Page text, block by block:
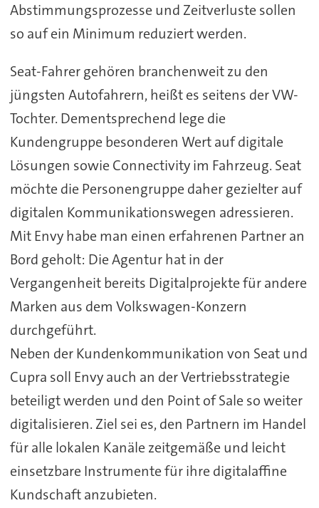
Abstimmungsprozesse und Zeitverluste sollen
so auf ein Minimum reduziert werden.
Seat-Fahrer gehören branchenweit zu den
jüngsten Autofahrern, heißt es seitens der VW-
Tochter. Dementsprechend lege die
Kundengruppe besonderen Wert auf digitale
Lösungen sowie Connectivity im Fahrzeug. Seat
möchte die Personengruppe daher gezielter auf
digitalen Kommunikationswegen adressieren.
Mit Envy habe man einen erfahrenen Partner an
Bord geholt: Die Agentur hat in der
Vergangenheit bereits Digitalprojekte für andere
Marken aus dem Volkswagen-Konzern
durchgeführt.
Neben der Kundenkommunikation von Seat und
Cupra soll Envy auch an der Vertriebsstrategie
beteiligt werden und den Point of Sale so weiter
digitalisieren. Ziel sei es, den Partnern im Handel
für alle lokalen Kanäle zeitgemäße und leicht
einsetzbare Instrumente für ihre digitalaffine
Kundschaft anzubieten.